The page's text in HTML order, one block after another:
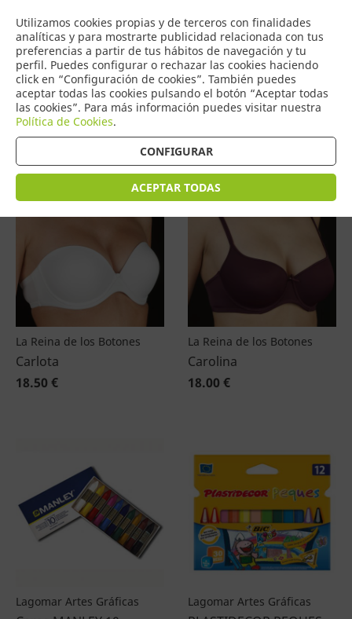
Utilizamos cookies propias y de terceros con finalidades
analíticas y para mostrarte publicidad relacionada con tus
preferencias a partir de tus hábitos de navegación y tu
perfil. Puedes configurar o rechazar las cookies haciendo
click en “Configuración de cookies”. También puedes
aceptar todas las cookies pulsando el botón “Aceptar todas
las cookies”. Para más información puedes visitar nuestra
Política de Cookies.
CONFIGURAR
ACEPTAR TODAS
0
COMERCIO
DE TORRIJOS
Productos (4596)
Ordenar por precio
La Reina de los Botones
Carlota
18.50 €
La Reina de los Botones
Carolina
18.00 €
Lagomar Artes Gráficas Lagomar Artes Gráficas